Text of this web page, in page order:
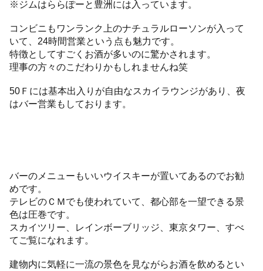
※ジムはららぽーと豊洲には入っています。
コンビニもワンランク上のナチュラルローソンが入って
いて、24時間営業という点も魅力です。
特徴としてすごくお酒が多いのに驚かされます。
理事の方々のこだわりかもしれませんね笑
50Ｆには基本出入りが自由なスカイラウンジがあり、夜
はバー営業もしております。
バーのメニューもいいウイスキーが置いてあるのでお勧
めです。
テレビのＣＭでも使われていて、都心部を一望できる景
色は圧巻です。
スカイツリー、レインボーブリッジ、東京タワー、すべ
てご覧になれます。
建物内に気軽に一流の景色を見ながらお酒を飲めるとい